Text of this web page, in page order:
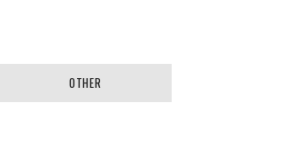
OTHER